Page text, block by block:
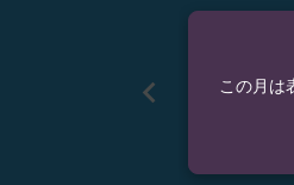
chevron_left
この月は